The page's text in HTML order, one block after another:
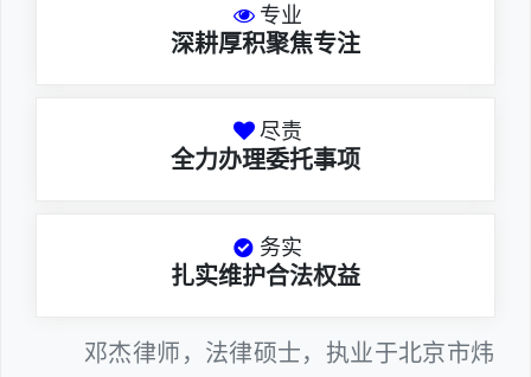
专业
深耕厚积聚焦专注
尽责
全力办理委托事项
务实
扎实维护合法权益
邓杰律师，法律硕士，执业于北京市炜